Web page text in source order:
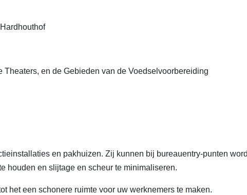
en de Gebieden van de Voedselvoorbereiding
en pakhuizen. Zij kunnen bij bureauentry-punten
houden en slijtage en scheur te minimaliseren.
het een schonere ruimte voor uw werknemers te maken.